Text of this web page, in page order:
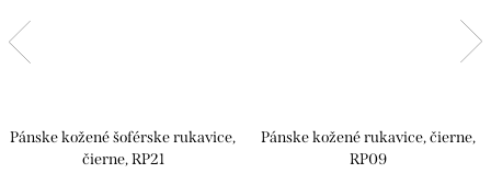
Pánske kožené šoférske rukavice,
čierne, RP21
Pánske kožené rukavice, čierne,
RP09